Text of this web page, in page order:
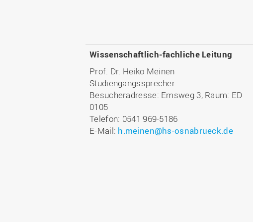
Wissenschaftlich-fachliche Leitung
Prof. Dr. Heiko Meinen
Studiengangssprecher
Besucheradresse: Emsweg 3, Raum: ED
0105
Telefon: 0541 969-5186
E-Mail: h.meinen@hs-osnabrueck.de